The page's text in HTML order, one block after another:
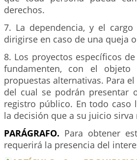
derechos.
7. La dependencia, y el
dirigirse en caso de una queja
8. Los proyectos específicos
fundamenten, con el objeto
propuestas alternativas. Para
del cual se podrán presentar
registro público. En todo caso
la decisión que a su juicio
PARÁGRAFO. Para obtener
requerirá la presencia del